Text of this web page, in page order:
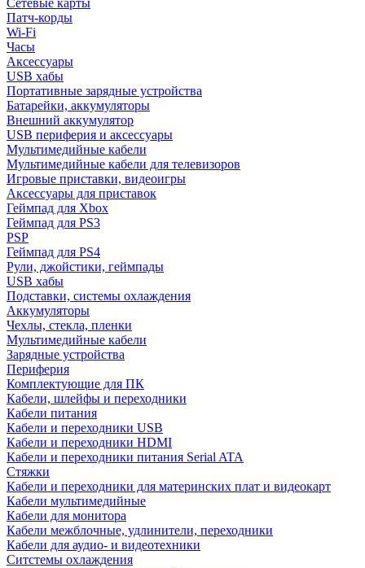
Сетевые карты
Патч-корды
Wi-Fi
Часы
Аксессуары
USB хабы
Портативные зарядные устройства
Батарейки, аккумуляторы
Внешний аккумулятор
USB периферия и аксессуары
Мультимедийные кабели
Мультимедийные кабели для телевизоров
Игровые приставки, видеоигры
Аксессуары для приставок
Геймпад для Xbox
Геймпад для PS3
PSP
Геймпад для PS4
Рули, джойстики, геймпады
USB хабы
Подставки, системы охлаждения
Аккумуляторы
Чехлы, стекла, пленки
Мультимедийные кабели
Зарядные устройства
Периферия
Комплектующие для ПК
Кабели, шлейфы и переходники
Кабели питания
Кабели и переходники USB
Кабели и переходники HDMI
Кабели и переходники питания Serial ATA
Стяжки
Кабели и переходники для материнских плат и видеокарт
Кабели мультимедийные
Кабели для монитора
Кабели межблочные, удлинители, переходники
Кабели для аудио- и видеотехники
Ситстемы охлаждения